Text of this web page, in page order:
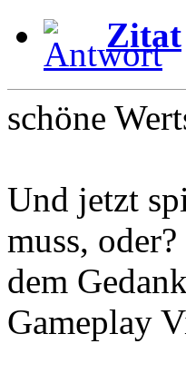
Zitat
schöne
Und jetzt
muss,
dem
Gameplay